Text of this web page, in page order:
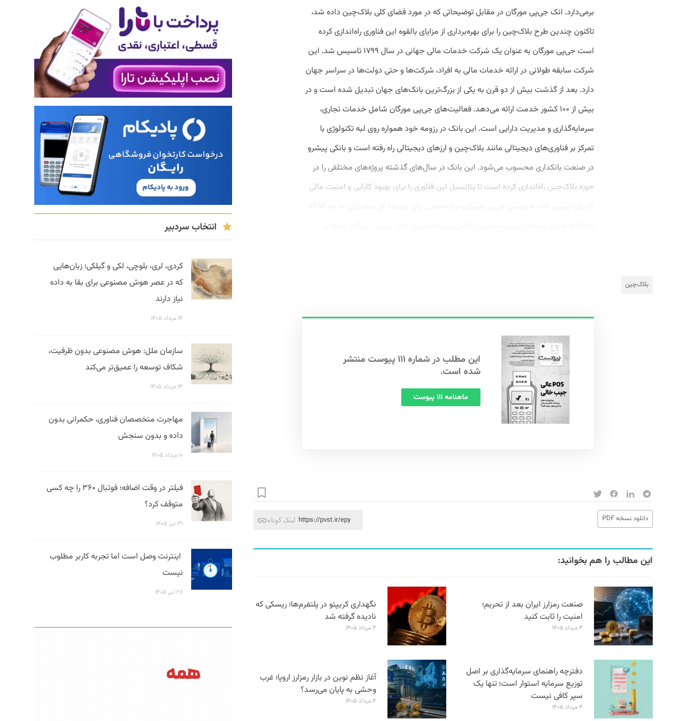
برمی‌دارد. انک جی‌پی مورگان در مقابل توضیحاتی که در مورد فضای کلی بلاک‌چین داده شد،
تاکنون چندین طرح بلاک‌چین را برای بهره‌برداری از مزایای بالقوه این فناوری راه‌اندازی کرده
است جی‌پی مورگان به عنوان یک شرکت خدمات مالی جهانی در سال ۱۷۹۹ تاسیس شد. این
شرکت سابقه طولانی در ارائه خدمات مالی به افراد، شرکت‌ها و حتی دولت‌ها در سراسر جهان
دارد. بعد از گذشت بیش از دو قرن به یکی از بزرگ‌ترین بانک‌های جهان تبدیل شده است و در
بیش از ۱۰۰ کشور خدمت ارائه می‌دهد. فعالیت‌های جی‌پی مورگان شامل خدمات تجاری،
سرمایه‌گذاری و مدیریت دارایی است. این بانک در رزومه خود همواره روی لبه تکنولوژی با
تمرکز بر فناوری‌های دیجیتالی مانند بلاک‌چین و ارزهای دیجیتالی راه رفته است و بانکی پیشرو
در صنعت بانکداری محسوب می‌شود. این بانک در سال‌های گذشته پروژه‌های مختلفی را در
حوزه بلاک‌چین راه‌اندازی کرده است تا پتانسیل این فناوری را برای بهبود کارایی و امنیت مالی
بلاک‌چین
این مطلب در شماره ۱۱۱ پیوست منتشر
شده است.
ماهنامه ۱۱۱ پیوست
دانلود نسخه PDF لینک کوتاه https://pvst.ir/epy
این مطالب را هم بخوانید:
صنعت رمزارز ایران بعد از تحریم؛
امنیت را ثابت کنید
۴ مرداد ۱۴۰۵
نگهداری کریپتو در پلتفرم‌ها؛ ریسکی که
نادیده گرفته شد
۴ مرداد ۱۴۰۵
دفترچه راهنمای سرمایه‌گذاری بر اصل
توزیع سرمایه استوار است؛ تنها یک
سپر کافی نیست
۴ مرداد ۱۴۰۵
آغاز نظم نوین در بازار رمزارز اروپا؛ غرب
وحشی به پایان می‌رسد؟
۴ مرداد ۱۴۰۵
انتخاب سردبیر
کردی، لری، بلوچی، لکی و گیلکی؛ زبان‌هایی
که در عصر هوش مصنوعی برای بقا به داده
نیاز دارند
۱۴ مرداد ۱۴۰۵
سازمان ملل: هوش مصنوعی بدون ظرفیت،
شکاف توسعه را عمیق‌تر می‌کند
۱۳ مرداد ۱۴۰۵
مهاجرت متخصصان فناوری، حکمرانی بدون
داده و بدون سنجش
۱۰ مرداد ۱۴۰۵
فیلتر در وقت اضافه؛ فوتبال ۳۶۰ را چه کسی
متوقف کرد؟
۳۱ تیر ۱۴۰۵
اینترنت وصل است اما تجربه کاربر مطلوب
نیست
۲۸ تیر ۱۴۰۵